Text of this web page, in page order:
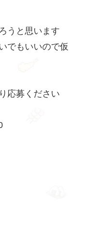
うと思います
でもいいので仮
応募ください